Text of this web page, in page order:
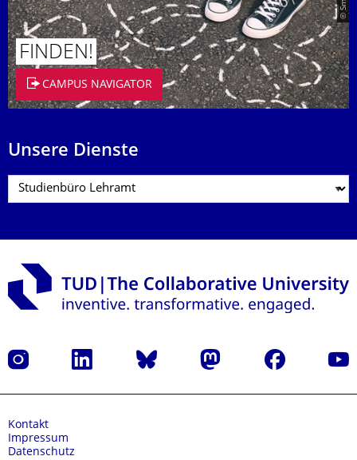
FINDEN!
CAMPUS NAVIGATOR
Unsere Dienste
Instagram LinkedIn Bluesky Mastodon Facebook
Kontakt
Impressum
Datenschutz